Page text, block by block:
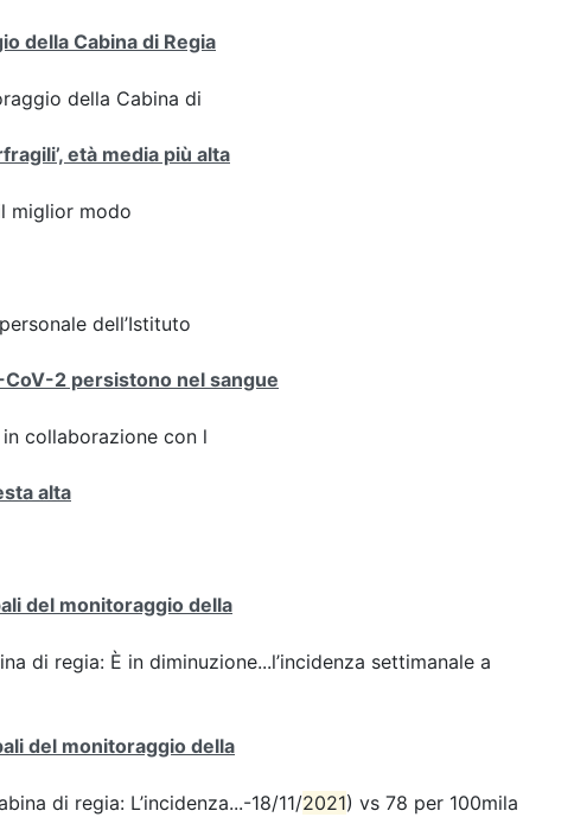
della Cabina di Regia
della Cabina di
età media più alta
miglior modo
dell’Istituto
2 persistono nel sangue
collaborazione con l
alta
del monitoraggio della
di regia: È in diminuzione...l’incidenza settimanale a
del monitoraggio della
di regia: L’incidenza...-18/11/2021) vs 78 per 100mila